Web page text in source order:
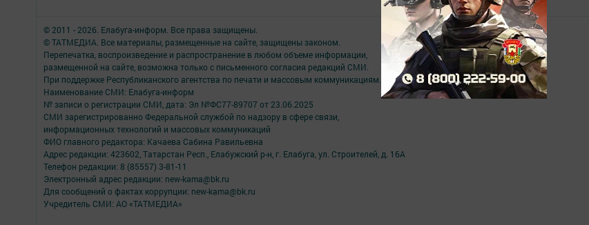
© 2011 - 2026. Елабуга-информ. Все права защищены.
© ТАТМЕДИА. Все материалы, размещенные на сайте, защищены законом.
Перепечатка, воспроизведение и распространение в любом объеме информации,
размещенной на сайте, возможна только с письменного согласия редакций СМИ.
При поддержке Республиканского агентства по печати и массовым коммуникациям.
Наименование СМИ: Елабуга-информ
№ записи о регистрации СМИ, дата: Эл №ФС77-89707 от 23.06.2025
СМИ зарегистрированно Федеральной службой по надзору в сфере связи,
информационных технологий и массовых коммуникаций
ФИО главного редактора: Качаева Сабина Равильевна
Адрес редакции: 423602, Татарстан Респ., Елабужский р-н, г. Елабуга, ул. Строителей, д. 16А
Телефон редакции: 8 (85557) 3-81-11
Электронный адрес редакции: new-kama@bk.ru
Для сообщений о фактах коррупции: new-kama@bk.ru
Учредитель СМИ: АО «ТАТМЕДИА»